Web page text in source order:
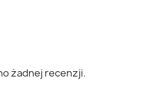
żadnej recenzji.